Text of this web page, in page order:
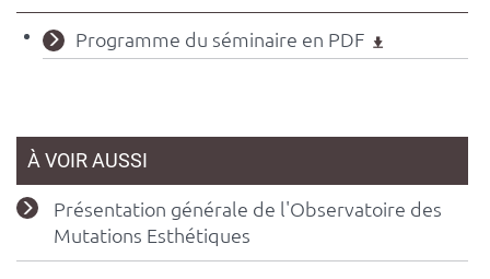
Programme du séminaire en PDF
À VOIR AUSSI
Présentation générale de l'Observatoire des
Mutations Esthétiques